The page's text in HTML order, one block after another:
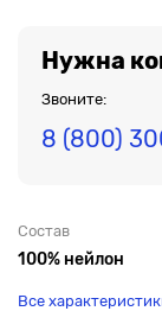
Нужна
Звоните:
8 (800)
Состав
100% нейлон
Все